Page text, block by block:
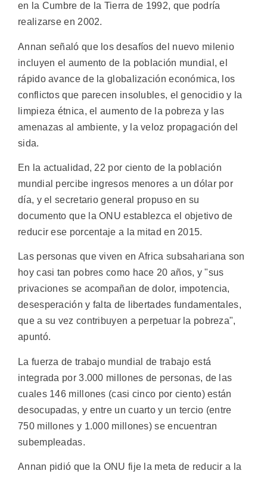
en la Cumbre de la Tierra de 1992, que podría
realizarse en 2002.
Annan señaló que los desafíos del nuevo milenio
incluyen el aumento de la población mundial, el
rápido avance de la globalización económica, los
conflictos que parecen insolubles, el genocidio y la
limpieza étnica, el aumento de la pobreza y las
amenazas al ambiente, y la veloz propagación del
sida.
En la actualidad, 22 por ciento de la población
mundial percibe ingresos menores a un dólar por
día, y el secretario general propuso en su
documento que la ONU establezca el objetivo de
reducir ese porcentaje a la mitad en 2015.
Las personas que viven en Africa subsahariana son
hoy casi tan pobres como hace 20 años, y "sus
privaciones se acompañan de dolor, impotencia,
desesperación y falta de libertades fundamentales,
que a su vez contribuyen a perpetuar la pobreza",
apuntó.
La fuerza de trabajo mundial de trabajo está
integrada por 3.000 millones de personas, de las
cuales 146 millones (casi cinco por ciento) están
desocupadas, y entre un cuarto y un tercio (entre
750 millones y 1.000 millones) se encuentran
subempleadas.
Annan pidió que la ONU fije la meta de reducir a la